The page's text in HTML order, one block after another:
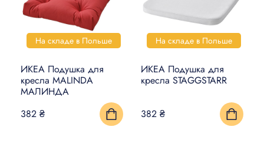
На складе в Польше
ИКЕА Подушка для
кресла MALINDA
МАЛИНДА
382 ₴
На складе в Польше
ИКЕА Подушка для
кресла STAGGSTARR
382 ₴